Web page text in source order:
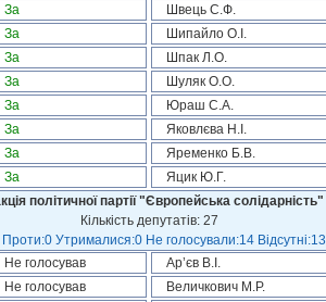
За Швець С.Ф.
За Шипайло О.І.
За Шпак Л.О.
За Шуляк О.О.
За Юраш С.А.
За Яковлєва Н.І.
За Яременко Б.В.
За Яцик Ю.Г.
політичної партії "Європейська солідарність"
Кількість депутатів: 27
Утрималися:0 Не голосували:14 Відсутні:13
Не голосував Ар’єв В.І.
Не голосував Величкович М.Р.